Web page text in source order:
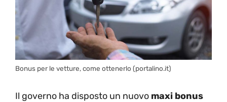
Bonus per le vetture, come ottenerlo (portalino.it)
Il governo ha disposto un nuovo maxi bonus